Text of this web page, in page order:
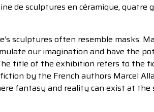
de sculptures en céramique,
sculptures often resemble masks.
our imagination and have the
title of the exhibition refers to the
by the French authors Marcel
fantasy and reality can exist at the